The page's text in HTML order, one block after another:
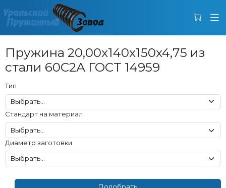
Пружина 20,00x140x150x4,75 из
стали 60С2А ГОСТ 14959
Тип
Стандарт на материал
Диаметр заготовки